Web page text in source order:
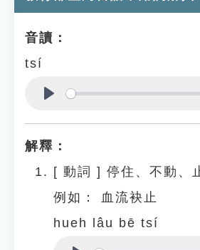
音讀：
tsí
解釋：
[ 動詞 ] 停住、不動、
例如：
血流袂止
hueh lâu bē tsí